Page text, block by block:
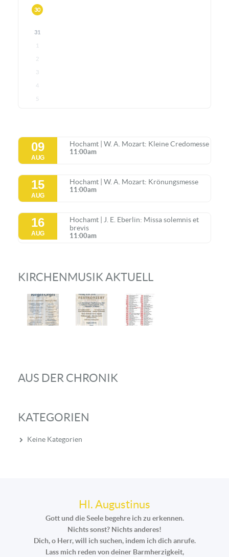
30
31
1
2
3
4
5
09
AUG
Hochamt | W. A. Mozart: Kleine Credomesse
11:00am
15
AUG
Hochamt | W. A. Mozart: Krönungsmesse
11:00am
16
AUG
Hochamt | J. E. Eberlin: Missa solemnis et
brevis
11:00am
KIRCHENMUSIK AKTUELL
AUS DER CHRONIK
KATEGORIEN
Keine Kategorien
Hl. Augustinus
Gott und die Seele begehre ich zu erkennen.
Nichts sonst? Nichts anderes!
Dich, o Herr, will ich suchen, indem ich dich anrufe.
Lass mich reden von deiner Barmherzigkeit,